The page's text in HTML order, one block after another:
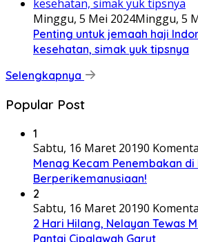
Minggu, 5 Mei 2024Minggu, 5
Penting untuk jemaah haji
kesehatan, simak yuk tipsnya
Selengkapnya
Popular Post
1
Sabtu, 16 Maret 20190
Menag Kecam Penembakan di
Berperikemanusiaan!
2
Sabtu, 16 Maret 20190
2 Hari Hilang, Nelayan Tewas
Pantai Cipalawah Garut